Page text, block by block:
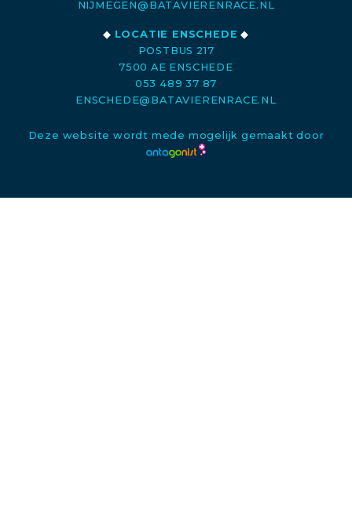
NIJMEGEN@BATAVIERENRACE.NL
◆ LOCATIE ENSCHEDE ◆
POSTBUS 217
7500 AE ENSCHEDE
053 489 37 87
ENSCHEDE@BATAVIERENRACE.NL
Deze website wordt mede mogelijk gemaakt door